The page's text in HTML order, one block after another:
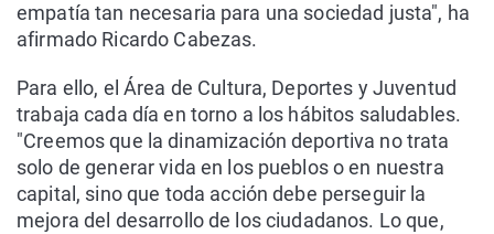
empatía tan necesaria para una sociedad justa", ha
afirmado Ricardo Cabezas.
Para ello, el Área de Cultura, Deportes y Juventud
trabaja cada día en torno a los hábitos saludables.
"Creemos que la dinamización deportiva no trata
solo de generar vida en los pueblos o en nuestra
capital, sino que toda acción debe perseguir la
mejora del desarrollo de los ciudadanos. Lo que,